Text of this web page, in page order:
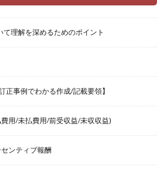
理解を深めるためのポイント
正事例でわかる作成/記載要領】
用/未払費用/前受収益/未収収益)
ンティブ報酬